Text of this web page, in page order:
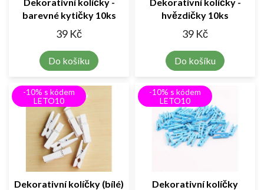
barevné kytičky 10ks
39 Kč
Do košíku
hvězdičky 10ks
39 Kč
Do košíku
-10% s kódem
LETO10
Dekorativní kolíčky (bílé)
-10% s kódem
LETO10
Dekorativní kolíčky